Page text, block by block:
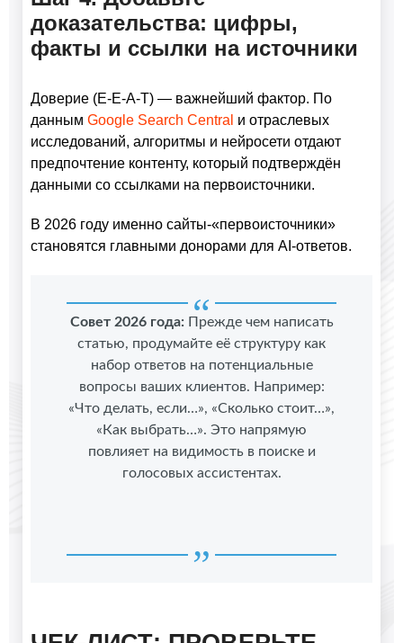
доказательства: цифры,
факты и ссылки на источники
Доверие (E-E-A-T) — важнейший фактор. По
данным Google Search Central и отраслевых
исследований, алгоритмы и нейросети отдают
предпочтение контенту, который подтверждён
данными со ссылками на первоисточники.
В 2026 году именно сайты-«первоисточники»
становятся главными донорами для AI-ответов.
Совет 2026 года:Прежде чем написать
статью, продумайте её структуру как
набор ответов на потенциальные
вопросы ваших клиентов. Например:
«Что делать, если…», «Сколько стоит…»,
«Как выбрать…». Это напрямую
повлияет на видимость в поиске и
голосовых ассистентах.